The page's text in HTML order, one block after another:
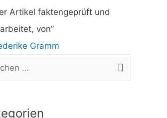
Artikel faktengeprüft und
von”
Gramm